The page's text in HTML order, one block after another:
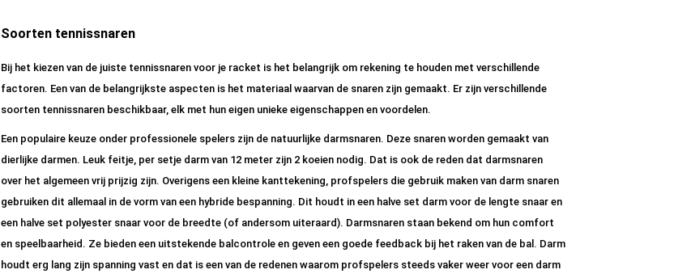
Soorten tennissnaren
Bij het kiezen van de juiste tennissnaren voor je racket is het belangrijk om rekening te houden met verschillende
factoren. Een van de belangrijkste aspecten is het materiaal waarvan de snaren zijn gemaakt. Er zijn verschillende
soorten tennissnaren beschikbaar, elk met hun eigen unieke eigenschappen en voordelen.
Een populaire keuze onder professionele spelers zijn de natuurlijke darmsnaren. Deze snaren worden gemaakt van
dierlijke darmen. Leuk feitje, per setje darm van 12 meter zijn 2 koeien nodig. Dat is ook de reden dat darmsnaren
over het algemeen vrij prijzig zijn. Overigens een kleine kanttekening, profspelers die gebruik maken van darm snaren
gebruiken dit allemaal in de vorm van een hybride bespanning. Dit houdt in een halve set darm voor de lengte snaar en
een halve set polyester snaar voor de breedte (of andersom uiteraard). Darmsnaren staan bekend om hun comfort
en speelbaarheid. Ze bieden een uitstekende balcontrole en geven een goede feedback bij het raken van de bal. Darm
houdt erg lang zijn spanning vast en dat is een van de redenen waarom profspelers steeds vaker weer voor een darm